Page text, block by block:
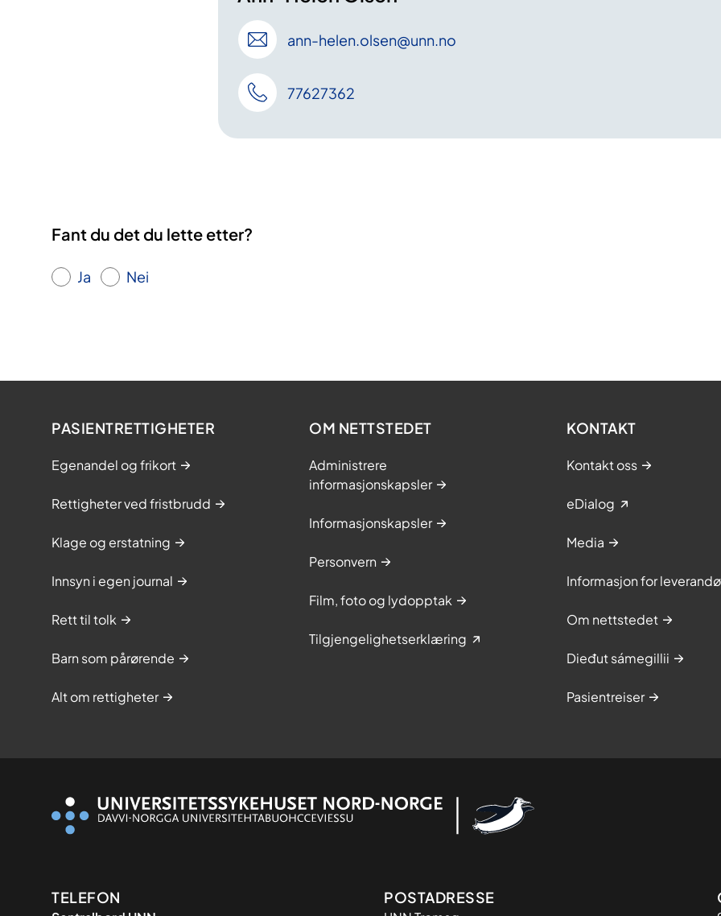
ann-helen.olsen@unn.no
77627362
Fant du det du lette etter?
Ja Nei
PASIENTRETTIGHETER
Egenandel og frikort
Rettigheter ved fristbrudd
Klage og erstatning
Innsyn i egen journal
Rett til tolk
Barn som pårørende
Alt om rettigheter
OM NETTSTEDET
Administrere
informasjonskapsler
Informasjonskapsler
Personvern
Film, foto og lydopptak
Tilgjengelighetserklæring
KONTAKT
Kontakt oss
eDialog
Media
Informasjon for
Om nettstedet
Dieđut sámegillii
Pasientreiser
Kontaktinformasjon
TELEFON Adresse
POSTADRESSE